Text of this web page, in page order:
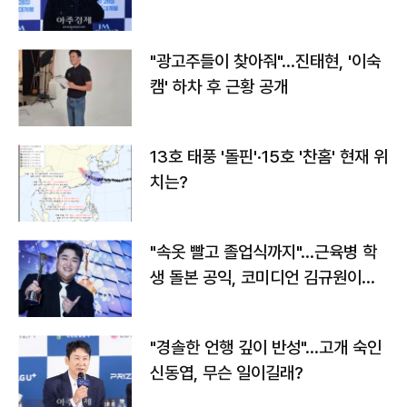
"광고주들이 찾아줘"…진태현, '이숙
캠' 하차 후 근황 공개
13호 태풍 '돌핀'·15호 '찬홈' 현재 위
치는?
"속옷 빨고 졸업식까지"…근육병 학
생 돌본 공익, 코미디언 김규원이었
"경솔한 언행 깊이 반성"…고개 숙인
신동엽, 무슨 일이길래?